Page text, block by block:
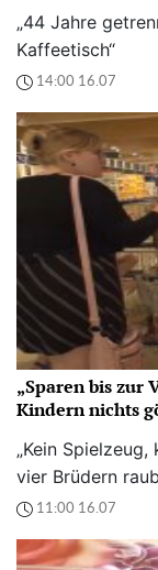
„44 Jahre
Kaffeetisch“
14:00 16.07
„Sparen bis zur
Kindern nichts
„Kein
vier Brüdern
11:00 16.07